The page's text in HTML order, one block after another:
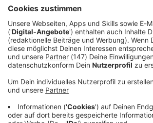
CDU-Politiker. Der Familie des Kindes
nicht vergessen sein», erklärte der